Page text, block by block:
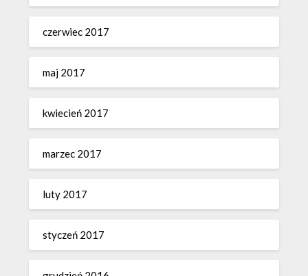
czerwiec 2017
maj 2017
kwiecień 2017
marzec 2017
luty 2017
styczeń 2017